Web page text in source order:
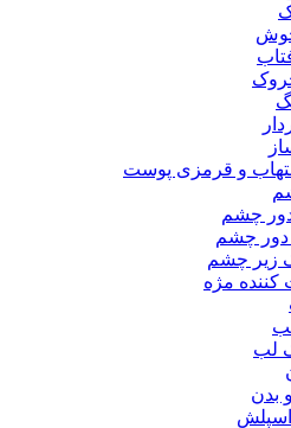
و قرمزی پوست
چشم
چشم
زیر چشم
کننده مژه
لب
بدن
اسپلش